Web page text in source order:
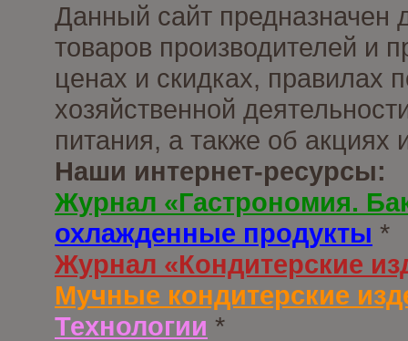
Данный сайт предназначен
товаров производителей и
ценах и скидках, правилах
хозяйственной
питания, а также об
Наши интернет-ресурсы:
Журнал «Гастрономия.
охлажденные продукты *
Журнал «Кондитерские
Мучные кондитерские
Технологии *